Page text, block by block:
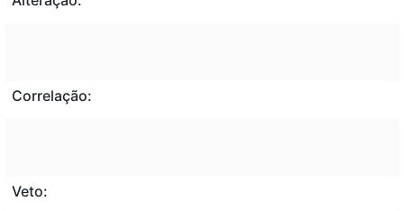
Correlação:
Veto: